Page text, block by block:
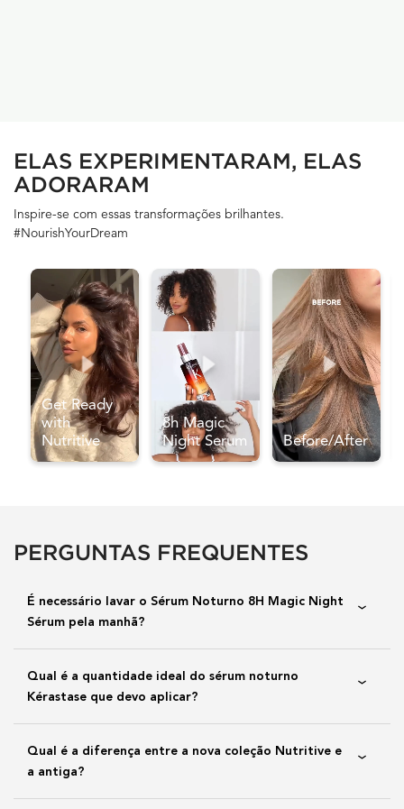
ELAS EXPERIMENTARAM, ELAS
ADORARAM
Inspire-se com essas transformações brilhantes.
#NourishYourDream
PERGUNTAS FREQUENTES
É necessário lavar o Sérum Noturno 8H Magic Night
Sérum pela manhã?
Qual é a quantidade ideal do sérum noturno
Kérastase que devo aplicar?
Qual é a diferença entre a nova coleção Nutritive e
a antiga?